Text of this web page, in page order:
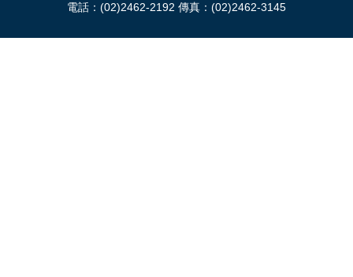
電話：(02)2462-2192 傳真：(02)2462-3145